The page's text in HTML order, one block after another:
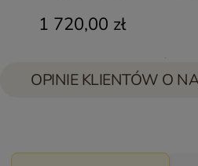
1 720,00 zł
OPINIE KLIENTÓW O